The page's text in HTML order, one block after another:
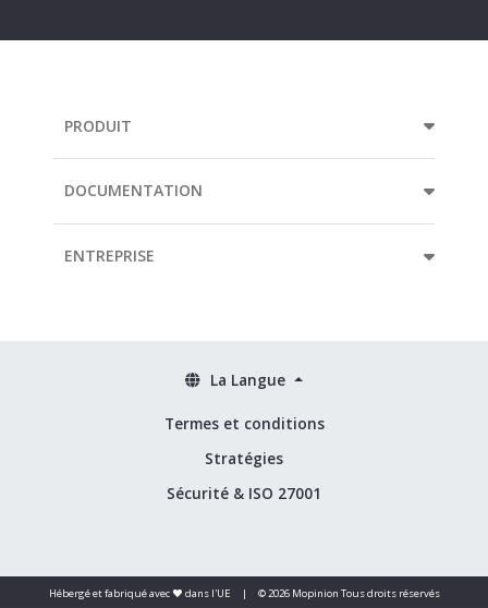
PRODUIT
DOCUMENTATION
ENTREPRISE
Termes et conditions
Stratégies
Sécurité & ISO 27001
La Langue
Hébergé et fabriqué avec ❤️ dans l'UE | © 2026 Mopinion Tous droits réservés